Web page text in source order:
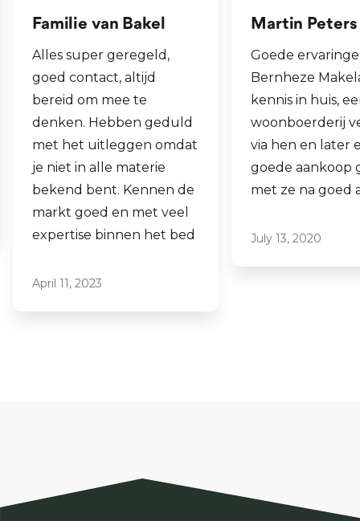
Martin Peters
Goede ervaringen met
Bernheze Makelaars, veel
kennis in huis, eens onze
woonboerderij verkocht
via hen en later een
goede aankoop gedaan
met ze na goed advies.
July 13, 2020
Henk van
Fijne makelaar.
al mijn 2e
hen laten
ook een
aankopen.
Laagdrempelig
professioneel,